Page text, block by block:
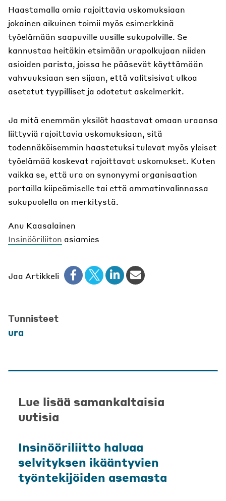
Haastamalla omia rajoittavia uskomuksiaan
jokainen aikuinen toimii myös esimerkkinä
työelämään saapuville uusille sukupolville. Se
kannustaa heitäkin etsimään urapolkujaan niiden
asioiden parista, joissa he pääsevät käyttämään
vahvuuksiaan sen sijaan, että valitsisivat ulkoa
asetetut tyypilliset ja odotetut askelmerkit.
Ja mitä enemmän yksilöt haastavat omaan uraansa
liittyviä rajoittavia uskomuksiaan, sitä
todennäköisemmin haastetuksi tulevat myös yleiset
työelämää koskevat rajoittavat uskomukset. Kuten
vaikka se, että ura on synonyymi organisaation
portailla kiipeämiselle tai että ammatinvalinnassa
sukupuolella on merkitystä.
Anu Kaasalainen
Insinööriliiton asiamies
Jaa Artikkeli
Tunnisteet
ura
Lue lisää samankaltaisia
uutisia
Insinööriliitto haluaa
selvityksen ikääntyvien
työntekijöiden asemasta